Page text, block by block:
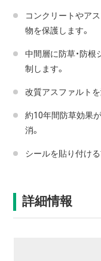
コンクリートやア
物を保護します。
中間層に防草・防
制します。
改質アスファルトを
約10年間防草効果
消。
シールを貼り付け
詳細情報